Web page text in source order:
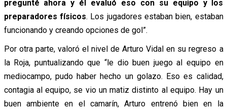
pregunté ahora y él evaluó eso con su equipo y los
preparadores físicos. Los jugadores estaban bien, estaban
funcionando y creando opciones de gol”.
Por otra parte, valoró el nivel de Arturo Vidal en su regreso a
la Roja, puntualizando que “le dio buen juego al equipo en
mediocampo, pudo haber hecho un golazo. Eso es calidad,
contagia al equipo, se vio un matiz distinto al equipo. Hay un
buen ambiente en el camarín, Arturo entrenó bien en la